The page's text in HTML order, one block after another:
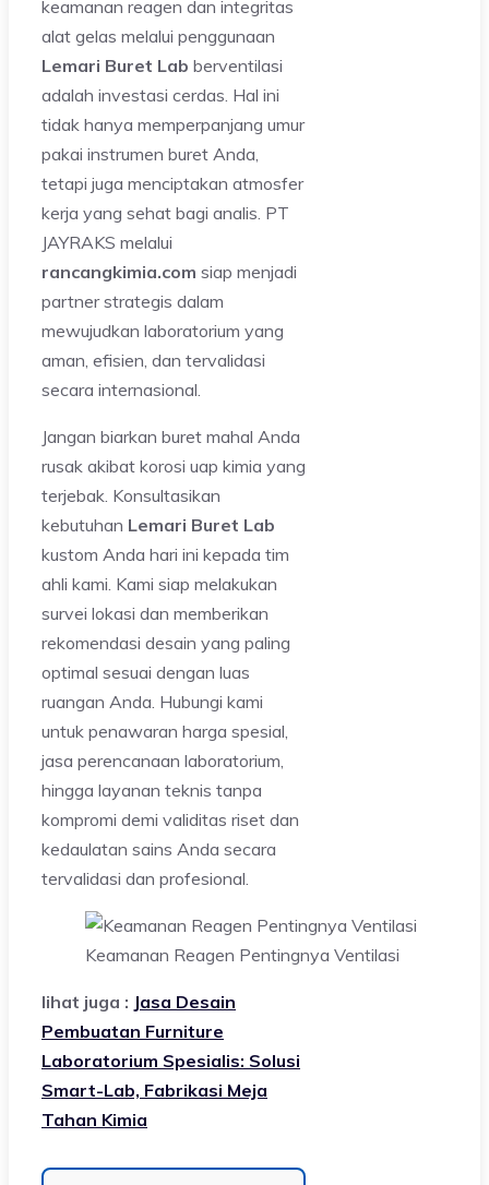
keamanan reagen dan integritas
alat gelas melalui penggunaan
Lemari Buret Lab berventilasi
adalah investasi cerdas. Hal ini
tidak hanya memperpanjang umur
pakai instrumen buret Anda,
tetapi juga menciptakan atmosfer
kerja yang sehat bagi analis. PT
JAYRAKS melalui
rancangkimia.com siap menjadi
partner strategis dalam
mewujudkan laboratorium yang
aman, efisien, dan tervalidasi
secara internasional.
Jangan biarkan buret mahal Anda
rusak akibat korosi uap kimia yang
terjebak. Konsultasikan
kebutuhan Lemari Buret Lab
kustom Anda hari ini kepada tim
ahli kami. Kami siap melakukan
survei lokasi dan memberikan
rekomendasi desain yang paling
optimal sesuai dengan luas
ruangan Anda. Hubungi kami
untuk penawaran harga spesial,
jasa perencanaan laboratorium,
hingga layanan teknis tanpa
kompromi demi validitas riset dan
kedaulatan sains Anda secara
tervalidasi dan profesional.
Keamanan Reagen Pentingnya Ventilasi
lihat juga : Jasa Desain
Pembuatan Furniture
Laboratorium Spesialis: Solusi
Smart-Lab, Fabrikasi Meja
Tahan Kimia